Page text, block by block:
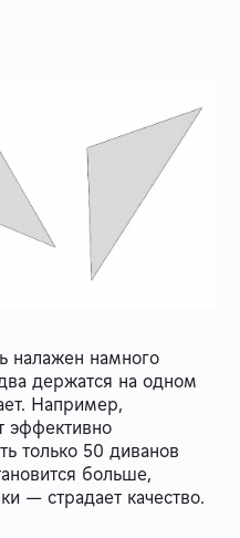
налажен намного
держатся на одном
Например,
эффективно
только 50 диванов
больше,
— страдает качество.